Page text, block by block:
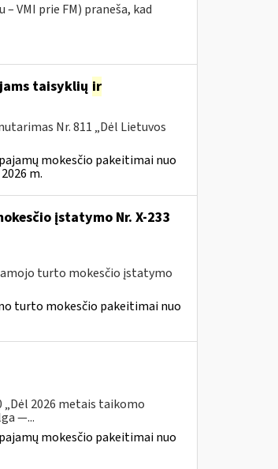
VMI prie FM) praneša, kad
taisyklių ir
Nr. 811 „Dėl Lietuvos
mokesčio pakeitimai nuo
m.
įstatymo Nr. X-233
turto mokesčio įstatymo
turto mokesčio pakeitimai nuo
„Dėl 2026 metais taikomo
—...
mokesčio pakeitimai nuo